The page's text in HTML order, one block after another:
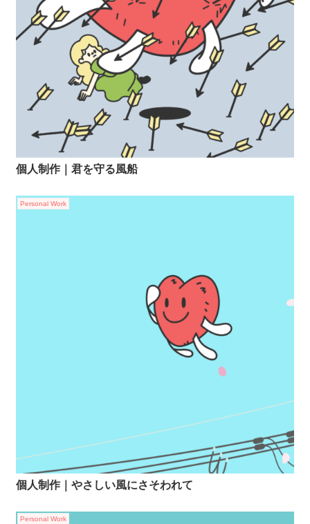
個人制作｜君を守る風船
Personal Work
個人制作｜やさしい風にさそわれて
Personal Work